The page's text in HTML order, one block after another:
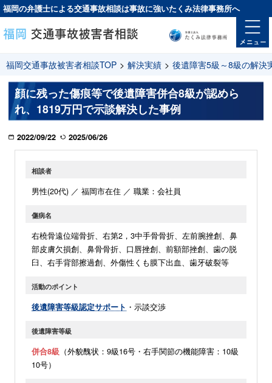
福岡の弁護士による交通事故相談は事故に強いたくみ法律事務所へ
福岡交通事故被害者相談TOP > 解決実績 > 後遺障害5級～8級の解決
顔に残った傷痕等で後遺障害併合8級が認めら
れ、1819万円で示談解決した事例
2022/09/22 2025/06/26
相談者
男性(20代) ／ 福岡市在住 ／ 職業：会社員
傷病名
右橈骨遠位端骨折、右第2，3中手骨骨折、左前腕挫創、鼻
部皮膚欠損創、鼻骨骨折、口唇挫創、前額部挫創、歯の脱
臼、右手背部擦過創、外傷性くも膜下出血、歯牙破裂等
活動のポイント
後遺障害等級認定サポート ・示談交渉
後遺障害等級
併合8級 （外貌醜状：9級16号・右手関節の機能障害：10級
10号）